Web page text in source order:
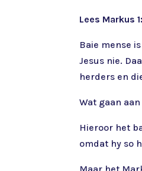
Lees Markus
Baie mense
Jesus nie.
herders en
Wat gaan
Hieroor het
omdat hy so